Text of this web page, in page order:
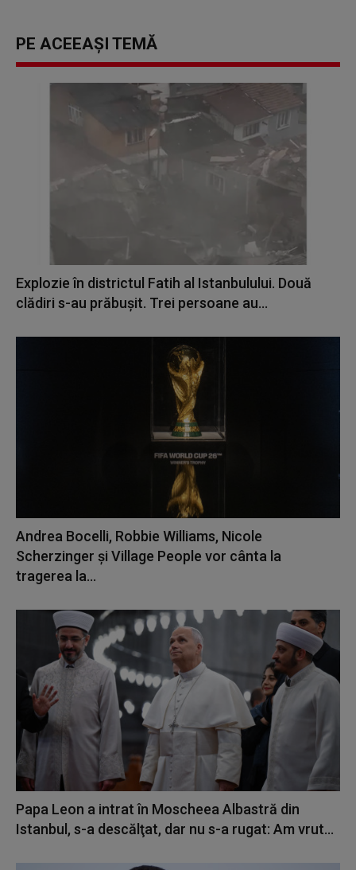
PE ACEEAȘI TEMĂ
Explozie în districtul Fatih al Istanbulului. Două
clădiri s-au prăbuşit. Trei persoane au...
Andrea Bocelli, Robbie Williams, Nicole
Scherzinger şi Village People vor cânta la
tragerea la...
Papa Leon a intrat în Moscheea Albastră din
Istanbul, s-a descălţat, dar nu s-a rugat: Am vrut...